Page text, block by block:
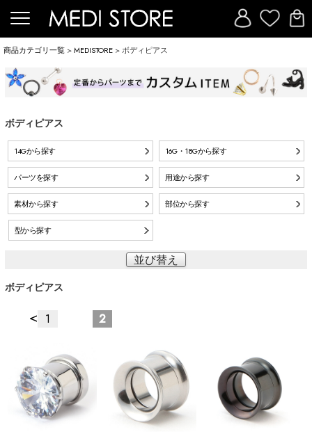
商品カテゴリ一覧 >MEDISTORE > ボディピアス
ボディピアス
14Gから探す 16G・18Gから探す
パーツを探す 用途から探す
素材から探す 部位から探す
型から探す
並び替え
ボディピアス
< 1 2